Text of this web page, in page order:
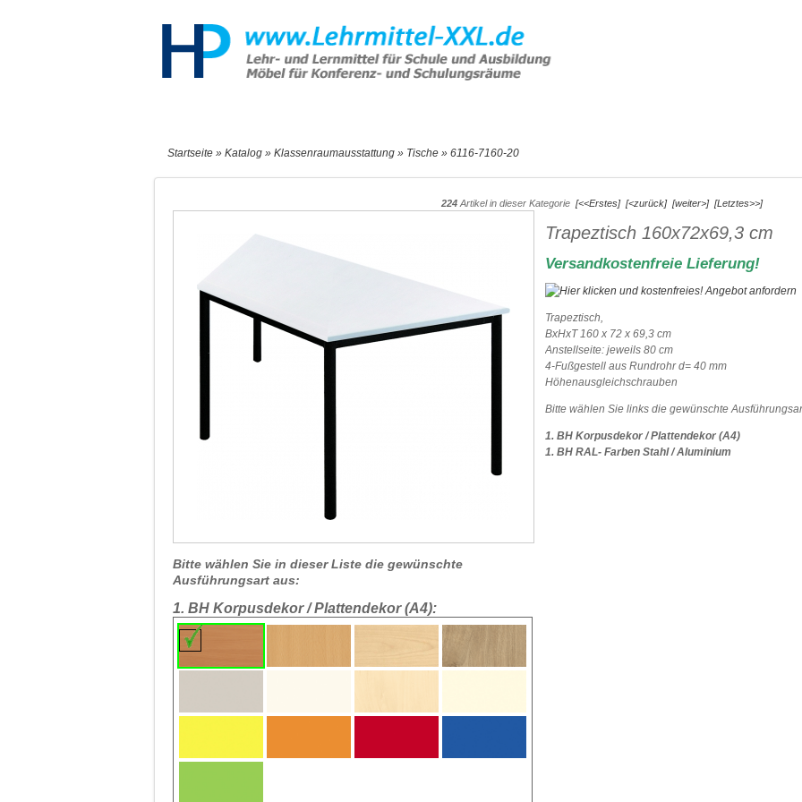
Startseite » Katalog » Klassenraumausstattung » Tische » 6116-7160-20
224Artikel in dieser Kategorie [<<Erstes] [<zurück] [weiter>] [Letztes>>]
Bitte wählen Sie in dieser Liste die gewünschte
Ausführungsart aus:
1. BH Korpusdekor / Plattendekor (A4):
Trapeztisch 160x72x69,3 cm
Versandkostenfreie Lieferung!
Trapeztisch,
BxHxT 160 x 72 x 69,3 cm
Anstellseite: jeweils 80 cm
4-Fußgestell aus Rundrohr d= 40 mm
Höhenausgleichschrauben
Bitte wählen Sie links die gewünschte
1. BH Korpusdekor / Plattendekor (A4)
1. BH RAL- Farben Stahl / Aluminium